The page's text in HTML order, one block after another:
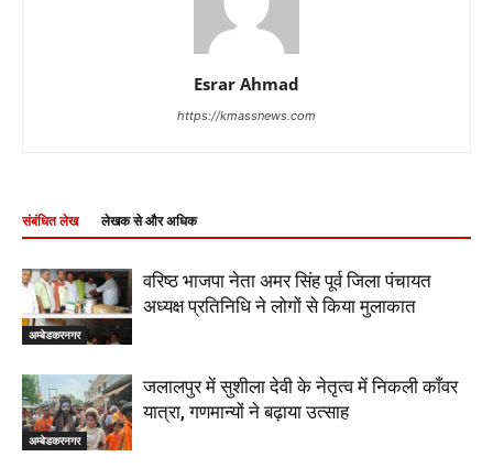
Esrar Ahmad
https://kmassnews.com
संबंधित लेख लेखक से और अधिक
अम्बेडकरनगर
वरिष्ठ भाजपा नेता अमर सिंह पूर्व जिला पंचायत
अध्यक्ष प्रतिनिधि ने लोगों से किया मुलाकात
अम्बेडकरनगर
जलालपुर में सुशीला देवी के नेतृत्व में निकली काँवर
यात्रा, गणमान्यों ने बढ़ाया उत्साह